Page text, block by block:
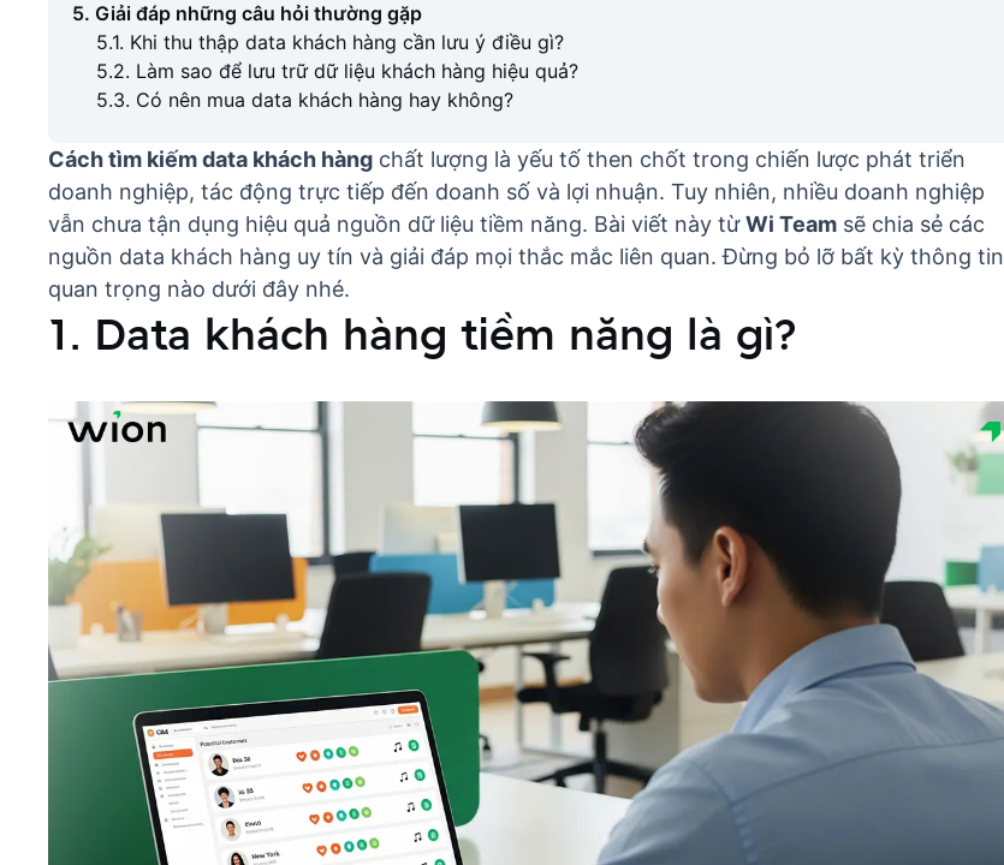
5. Giải đáp những câu hỏi thường gặp
5.1. Khi thu thập data khách hàng cần lưu ý điều gì?
5.2. Làm sao để lưu trữ dữ liệu khách hàng hiệu quả?
5.3. Có nên mua data khách hàng hay không?
Cách tìm kiếm data khách hàng chất lượng là yếu tố then chốt trong chiến lược phát triển
doanh nghiệp, tác động trực tiếp đến doanh số và lợi nhuận. Tuy nhiên, nhiều doanh nghiệp
vẫn chưa tận dụng hiệu quả nguồn dữ liệu tiềm năng. Bài viết này từWi Team sẽ chia sẻ các
nguồn data khách hàng uy tín và giải đáp mọi thắc mắc liên quan. Đừng bỏ lỡ bất kỳ thông tin
quan trọng nào dưới đây nhé.
1. Data khách hàng tiềm năng là gì?